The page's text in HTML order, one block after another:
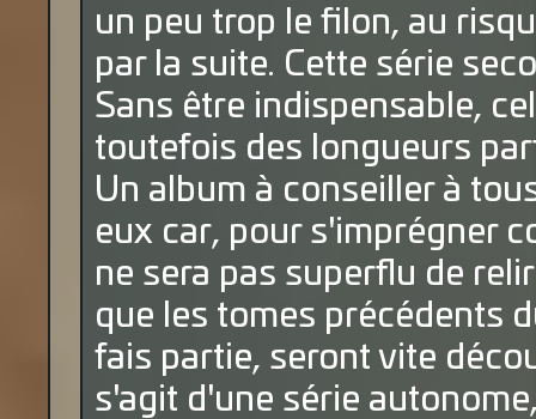
un peu trop le filon, au
par la suite. Cette série
Sans être indispensable,
toutefois des longueurs
Un album à conseiller à
eux car, pour s'imprégner
ne sera pas superflu de
que les tomes précédents
fais partie, seront vite
s'agit d'une série